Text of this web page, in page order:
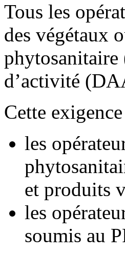
Tous les
des végétaux
d’activité
Cette
les
et produits
les
soumis au